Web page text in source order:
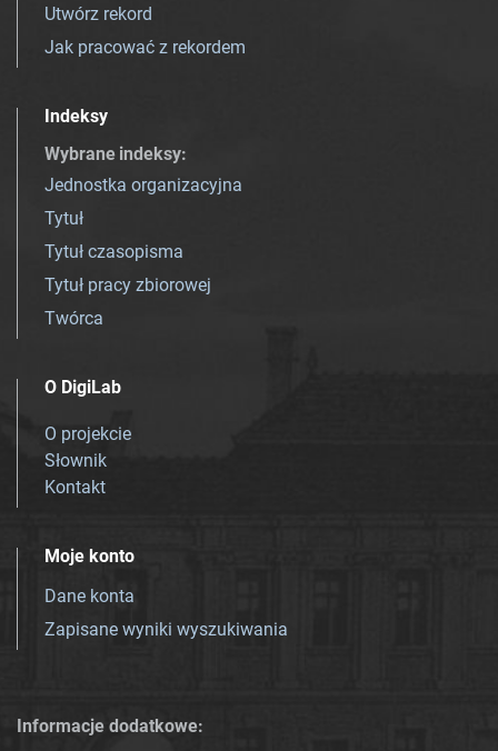
Utwórz rekord
Jak pracować z rekordem
Indeksy
Wybrane indeksy:
Jednostka organizacyjna
Tytuł
Tytuł czasopisma
Tytuł pracy zbiorowej
Twórca
O DigiLab
O projekcie
Słownik
Kontakt
Moje konto
Dane konta
Zapisane wyniki wyszukiwania
Informacje dodatkowe: